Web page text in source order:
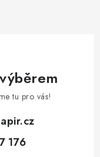
tu pro vás!
176